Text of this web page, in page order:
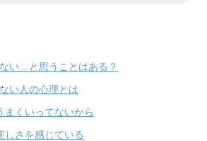
い…と思うことはある？
い人の心理とは
まくいってないから
しさを感じている